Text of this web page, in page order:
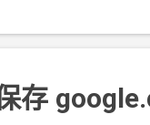
月（不含水电）。
存